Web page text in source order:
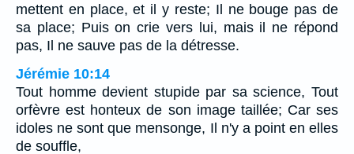
mettent en place, et il y reste; Il ne bouge pas de
sa place; Puis on crie vers lui, mais il ne répond
pas, Il ne sauve pas de la détresse.
Jérémie 10:14
Tout homme devient stupide par sa science, Tout
orfèvre est honteux de son image taillée; Car ses
idoles ne sont que mensonge, Il n'y a point en elles
de souffle,